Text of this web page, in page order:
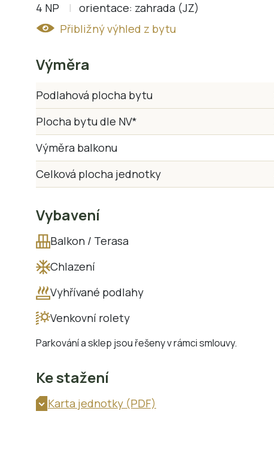
4 NP
orientace: zahrada (JZ)
Přibližný výhled z bytu
Výměra
Podlahová plocha bytu
Plocha bytu dle NV*
Výměra balkonu
Celková plocha jednotky
Vybavení
Balkon / Terasa
Chlazení
Vyhřívané podlahy
Venkovní rolety
Parkování a sklep jsou řešeny v rámci smlouvy.
Ke stažení
Karta jednotky (PDF)